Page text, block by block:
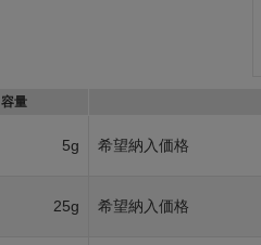
容量
5g 希望納入価格
25g 希望納入価格